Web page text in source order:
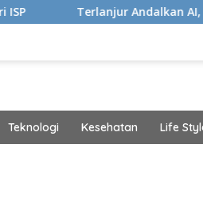
Andalkan AI, Pria Ini Kaget
Teknologi Kesehatan Life